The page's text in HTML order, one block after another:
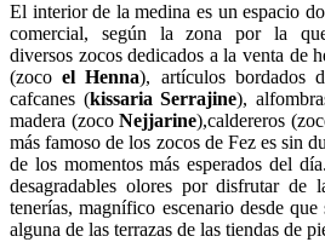
El interior de la medina es un espacio
comercial, según la zona por la que
diversos zocos dedicados a la venta de
(zocoel Henna), artículos bordados
cafcanes (kissaria Serrajine),
madera (zoco Nejjarine),caldereros
más famoso de los zocos de Fez es sin
de los momentos más esperados del
desagradables olores por disfrutar de
tenerías, magnífico escenario desde
alguna de las terrazas de las tiendas de